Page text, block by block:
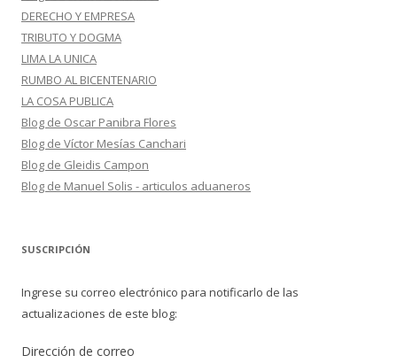
DERECHO Y EMPRESA
TRIBUTO Y DOGMA
LIMA LA UNICA
RUMBO AL BICENTENARIO
LA COSA PUBLICA
Blog de Oscar Panibra Flores
Blog de Víctor Mesías Canchari
Blog de Gleidis Campon
Blog de Manuel Solis - articulos aduaneros
SUSCRIPCIÓN
Ingrese su correo electrónico para notificarlo de las
actualizaciones de este blog:
Dirección de correo